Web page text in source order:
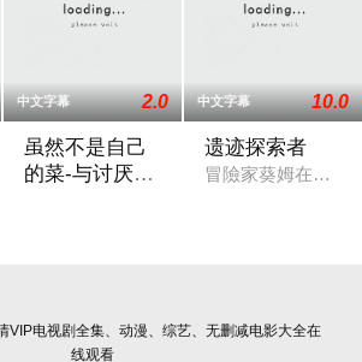
一天他去康介家做客，和他一起享用了
中文字幕 2.0
虽然不是自己
的菜-与讨厌姐
中文字幕 10.0
遗迹探索者
冒險家葵姆在旅途
VIP电视剧全集、动漫、综艺、无删减电影大全在
线观看